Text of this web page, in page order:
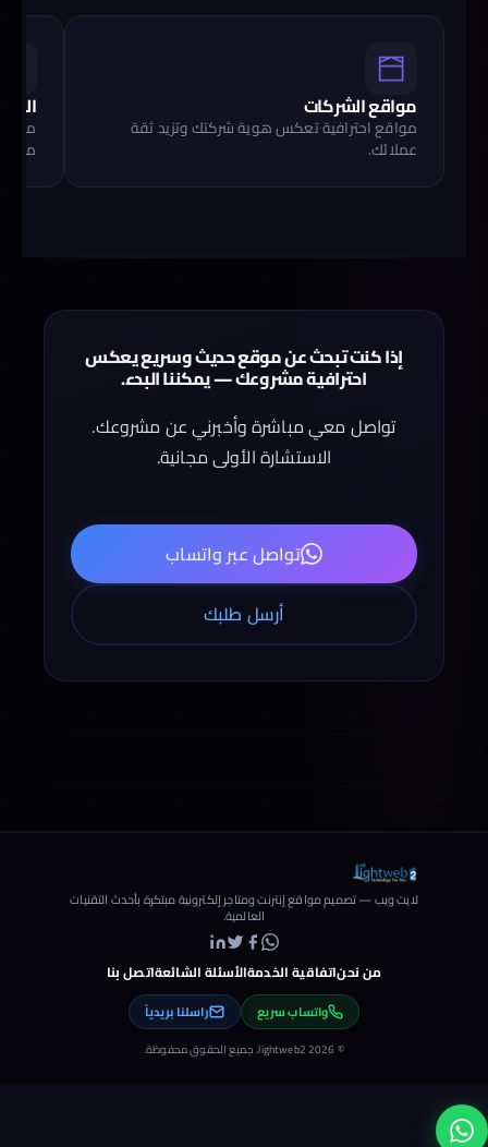
مواقع الشركات
مواقع احترافية تعكس هوية شركتك وتزيد ثقة
عملائك.
إذا كنت تبحث عن موقع حديث وسريع يعكس
احترافية مشروعك — يمكننا البدء.
تواصل معي مباشرة وأخبرني عن مشروعك.
الاستشارة الأولى مجانية.
تواصل عبر واتساب
أرسل طلبك
لايت ويب — تصميم مواقع إنترنت ومتاجر إلكترونية مبتكرة بأحدث التقنيات
العالمية.
من نحناتفاقية الخدمةالأسئلة الشائعةاتصل بنا
واتساب سريع راسلنا بريدياً
© 2026 lightweb2. جميع الحقوق محفوظة.